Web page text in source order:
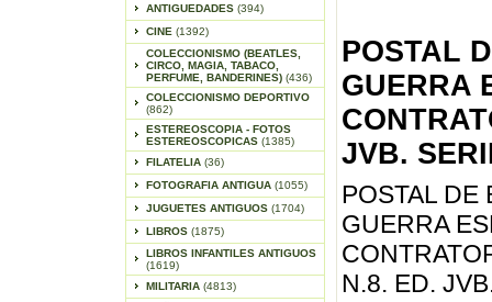
ANTIGUEDADES (394)
CINE (1392)
COLECCIONISMO (BEATLES,
CIRCO, MAGIA, TABACO,
PERFUME, BANDERINES) (436)
COLECCIONISMO DEPORTIVO
(862)
ESTEREOSCOPIA - FOTOS
ESTEREOSCOPICAS (1385)
FILATELIA (36)
FOTOGRAFIA ANTIGUA (1055)
JUGUETES ANTIGUOS (1704)
LIBROS (1875)
LIBROS INFANTILES ANTIGUOS
(1619)
MILITARIA (4813)
POSTAL
GUERRA
JVB.
POSTAL DE
GUERRA
N.8. ED.